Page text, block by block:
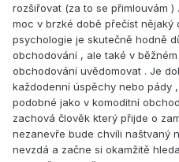
rozšiřovat (za to se přimlouvám
moc v brzké době přečíst nějaký
psychologie je skutečně hodně
obchodování , ale také v
obchodování uvědomovat . Je
každodenní úspěchy nebo pády
podobné jako v komoditní
zachová člověk který přijde o
nezanevře bude chvíli naštvaný
nevzdá a začne si okamžitě